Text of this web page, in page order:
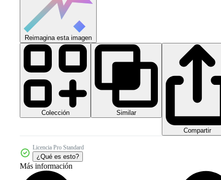
Reimagina esta imagen
Colección Similar
Compartir
Licencia Pro Standard
¿Qué es esto?
Más información